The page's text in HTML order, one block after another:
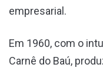
empresarial.
Em 1960, com o
Carnê do Baú,